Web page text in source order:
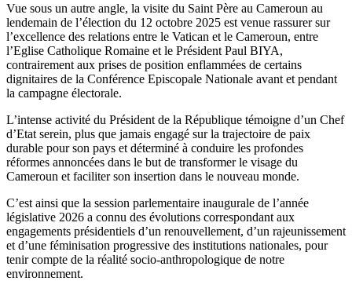
Vue sous un autre angle, la visite du Saint Père au Cameroun au
lendemain de l’élection du 12 octobre 2025 est venue rassurer sur
l’excellence des relations entre le Vatican et le Cameroun, entre
l’Eglise Catholique Romaine et le Président Paul BIYA,
contrairement aux prises de position enflammées de certains
dignitaires de la Conférence Episcopale Nationale avant et pendant
la campagne électorale.
L’intense activité du Président de la République témoigne d’un Chef
d’Etat serein, plus que jamais engagé sur la trajectoire de paix
durable pour son pays et déterminé à conduire les profondes
réformes annoncées dans le but de transformer le visage du
Cameroun et faciliter son insertion dans le nouveau monde.
C’est ainsi que la session parlementaire inaugurale de l’année
législative 2026 a connu des évolutions correspondant aux
engagements présidentiels d’un renouvellement, d’un rajeunissement
et d’une féminisation progressive des institutions nationales, pour
tenir compte de la réalité socio-anthropologique de notre
environnement.